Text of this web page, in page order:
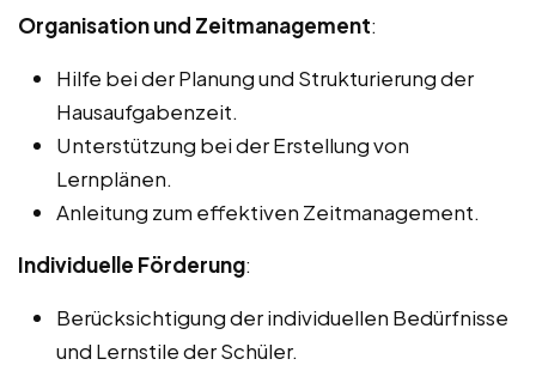
Organisation und Zeitmanagement:
Hilfe bei der Planung und Strukturierung der
Hausaufgabenzeit.
Unterstützung bei der Erstellung von
Lernplänen.
Anleitung zum effektiven Zeitmanagement.
Individuelle Förderung:
Berücksichtigung der individuellen Bedürfnisse
und Lernstile der Schüler.